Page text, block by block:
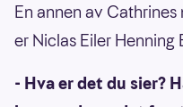
En annen av
er Niclas Eiler Henning
- Hva er det du sier?